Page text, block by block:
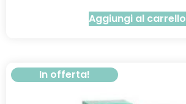
Aggiungi al carrello
In offerta!